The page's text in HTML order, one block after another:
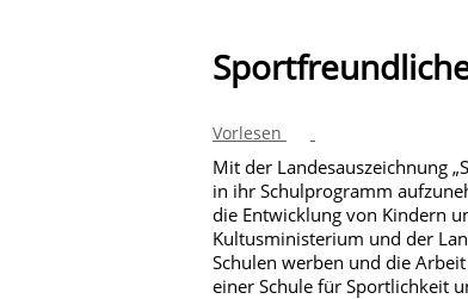
Vorlesen
Mit der Landesauszeichnung
in ihr Schulprogramm
die Entwicklung von Kindern
Kultusministerium und der
Schulen werben und die
einer Schule für Sportlichkeit